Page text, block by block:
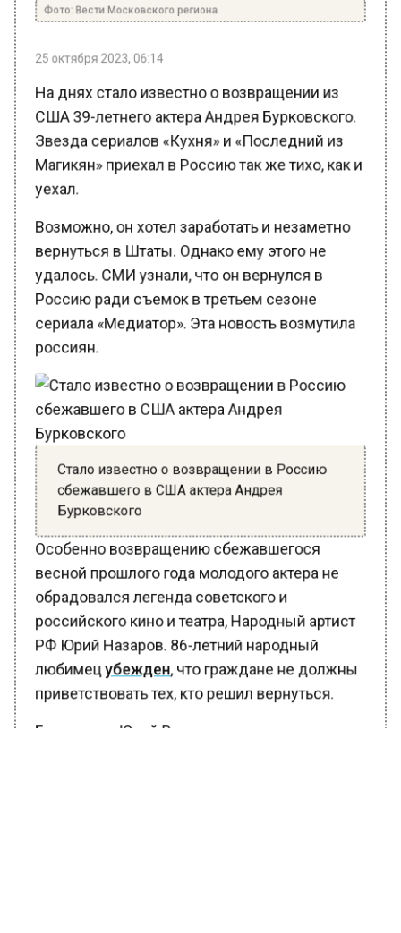
25 октября 2023, 06:14
На днях стало известно о возвращении из
США 39-летнего актера Андрея Бурковского.
Звезда сериалов «Кухня» и «Последний из
Магикян» приехал в Россию так же тихо, как и
уехал.
Возможно, он хотел заработать и незаметно
вернуться в Штаты. Однако ему этого не
удалось. СМИ узнали, что он вернулся в
Россию ради съемок в третьем сезоне
сериала «Медиатор». Эта новость возмутила
россиян.
сбежавшего в США актера Андрея
Бурковского
Особенно возвращению сбежавшегося
весной прошлого года молодого актера не
обрадовался легенда советского и
российского кино и театра, Народный артист
РФ Юрий Назаров. 86-летний народный
любимец
убежден
, что граждане не должны
приветствовать тех, кто решил вернуться.
Более того, Юрий Владимирович призвал